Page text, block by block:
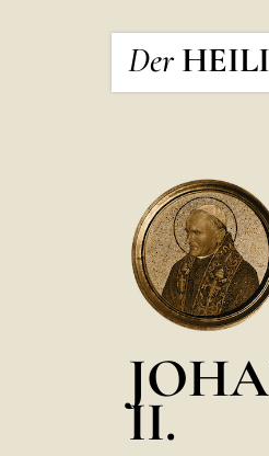
Der
II.